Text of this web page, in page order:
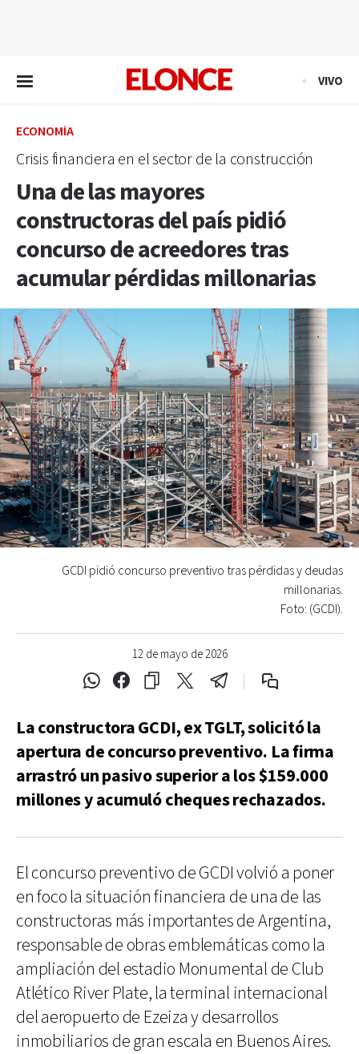
VIVO
ECONOMÍA
Crisis financiera en el sector de la construcción
Una de las mayores
constructoras del país pidió
concurso de acreedores tras
acumular pérdidas millonarias
12 de mayo de 2026
GCDI pidió concurso preventivo tras pérdidas y deudas
millonarias.
Foto: (GCDI).
La constructora GCDI, ex TGLT, solicitó la
apertura de concurso preventivo. La firma
arrastró un pasivo superior a los $159.000
millones y acumuló cheques rechazados.
El concurso preventivo de GCDI volvió a poner
en foco la situación financiera de una de las
constructoras más importantes de Argentina,
responsable de obras emblemáticas como la
ampliación del estadio Monumental de Club
Atlético River Plate, la terminal internacional
del aeropuerto de Ezeiza y desarrollos
inmobiliarios de gran escala en Buenos Aires.